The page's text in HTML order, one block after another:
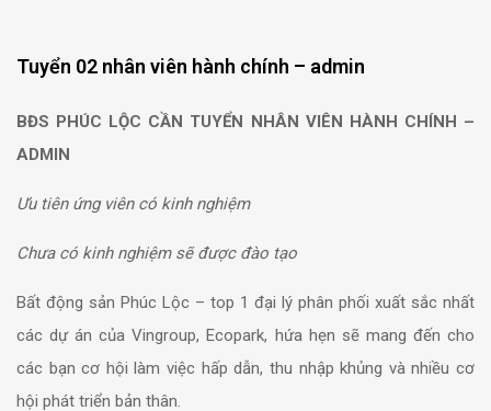
Tuyển 02 nhân viên hành chính – admin
BĐS PHÚC LỘC CẦN TUYỂN NHÂN VIÊN HÀNH CHÍNH –
ADMIN
Ưu tiên ứng viên có kinh nghiệm
Chưa có kinh nghiệm sẽ được đào tạo
Bất động sản Phúc Lộc – top 1 đại lý phân phối xuất sắc nhất
các dự án của Vingroup, Ecopark, hứa hẹn sẽ mang đến cho
các bạn cơ hội làm việc hấp dẫn, thu nhập khủng và nhiều cơ
hội phát triển bản thân.